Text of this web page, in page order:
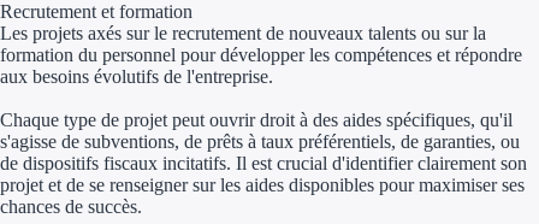
Régions de A à H
Aides Région
Recrutement et formation
Les projets axés sur le recrutement de nouveaux talents ou sur la
formation du personnel pour développer les compétences et répondre
aux besoins évolutifs de l'entreprise.
Chaque type de projet peut ouvrir droit à des aides spécifiques, qu'il
s'agisse de subventions, de prêts à taux préférentiels, de garanties, ou
de dispositifs fiscaux incitatifs. Il est crucial d'identifier clairement son
projet et de se renseigner sur les aides disponibles pour maximiser ses
chances de succès.